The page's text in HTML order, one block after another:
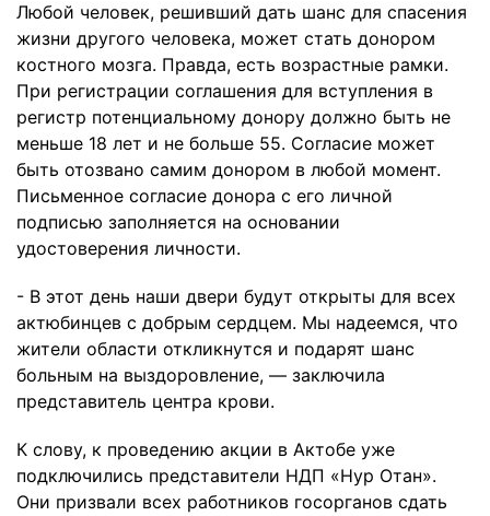
Любой человек, решивший дать шанс для спасения
жизни другого человека, может стать донором
костного мозга. Правда, есть возрастные рамки.
При регистрации соглашения для вступления в
регистр потенциальному донору должно быть не
меньше 18 лет и не больше 55. Согласие может
быть отозвано самим донором в любой момент.
Письменное согласие донора с его личной
подписью заполняется на основании
удостоверения личности.
- В этот день наши двери будут открыты для всех
актюбинцев с добрым сердцем. Мы надеемся, что
жители области откликнутся и подарят шанс
больным на выздоровление, — заключила
представитель центра крови.
К слову, к проведению акции в Актобе уже
подключились представители НДП «Нур Отан».
Они призвали всех работников госорганов сдать